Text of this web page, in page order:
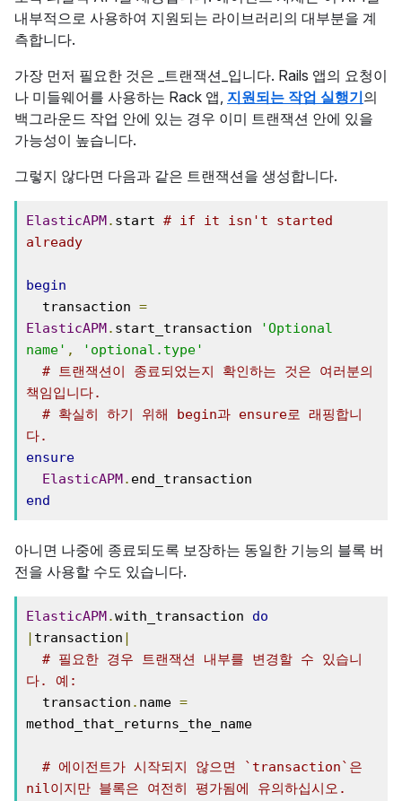
내부적으로 사용하여 지원되는 라이브러리의 대부분을 계
측합니다.
가장 먼저 필요한 것은 _트랜잭션_입니다. Rails 앱의 요청이
나 미들웨어를 사용하는 Rack 앱, 지원되는 작업 실행기의
백그라운드 작업 안에 있는 경우 이미 트랜잭션 안에 있을
가능성이 높습니다.
그렇지 않다면 다음과 같은 트랜잭션을 생성합니다.
ElasticAPM. start # if it isn't started
already
begin
  transaction
=
ElasticAPM. start_transaction
'Optional
name' ,
'optional.type'
# 트랜잭션이 종료되었는지 확인하는 것은 여러분의
책임입니다.
# 확실히 하기 위해 begin과 ensure로 래핑합니
다.
ensure
ElasticAPM.
end
아니면 나중에 종료되도록 보장하는 동일한 기능의 블록 버
전을 사용할 수도 있습니다.
ElasticAPM.with_transaction do
| transaction |
# 필요한 경우 트랜잭션 내부를 변경할 수 있습니
다. 예:
  transaction
. name =
method_that_returns_the_name
# 에이전트가 시작되지 않으면 `transaction`은
nil이지만 블록은 여전히 평가됨에 유의하십시오.